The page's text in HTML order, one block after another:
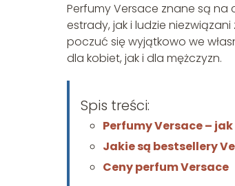
Perfumy Versace znane są na
estrady, jak i ludzie
poczuć się wyjątkowo we
dla kobiet, jak i dla mężczyzn.
Spis treści:
Perfumy Versace – jak
Jakie są bestsellery
Ceny perfum Versace